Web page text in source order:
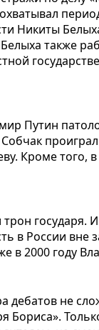
Никиты
также
Путин
Кроме того,
трон
в России вне
в 2000 году
дебатов не
Бориса».